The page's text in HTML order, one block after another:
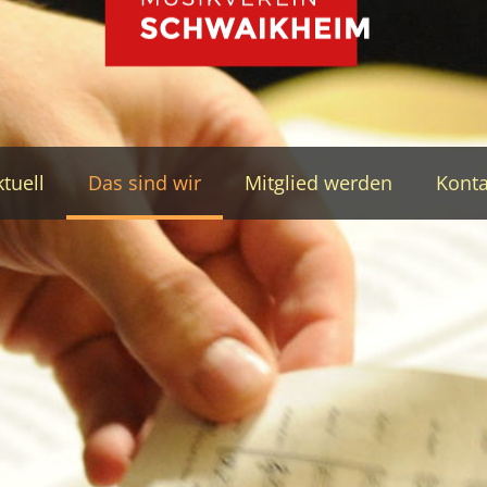
Das sind wir Mitglied werden